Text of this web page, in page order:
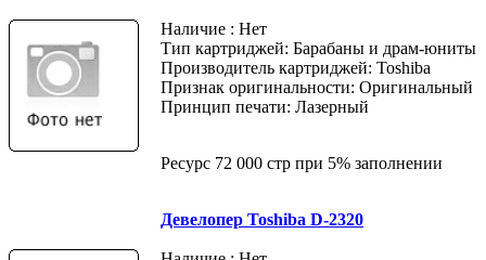
Наличие : Нет
Тип картриджей: Барабаны и драм-юниты
Производитель картриджей: Toshiba
Признак оригинальности: Оригинальный
Принцип печати: Лазерный
Ресурс 72 000 стр при 5% заполнении
Девелопер Toshiba D-2320